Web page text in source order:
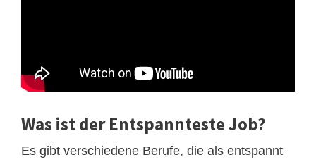
Was ist der Entspannteste Job?
Es gibt verschiedene Berufe, die als entspannt